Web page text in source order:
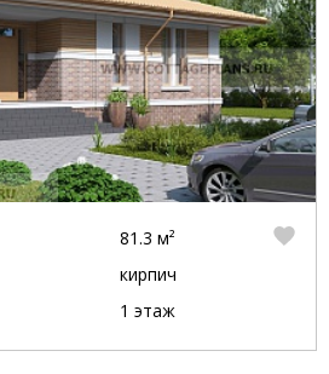
81.3 м²
кирпич
1 этаж